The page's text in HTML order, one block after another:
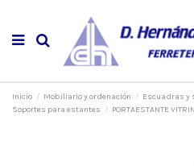
Inicio Mobiliario y ordenación
Escuadras y
Soportes para estantes
PORTAESTANTE